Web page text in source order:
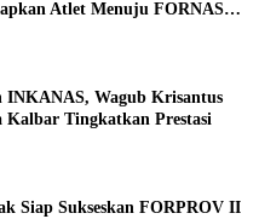
Atlet Menuju FORNAS
INKANAS, Wagub Krisantus
Kalbar Tingkatkan Prestasi
Siap Sukseskan FORPROV II